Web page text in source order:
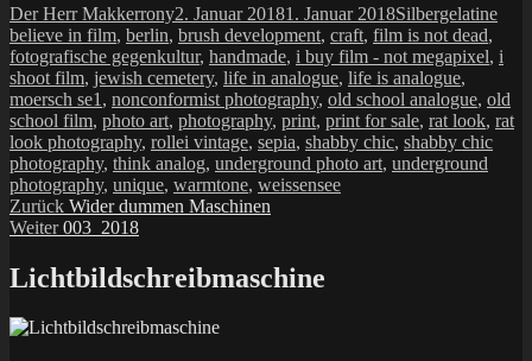
Autor
Der Herr MakkerronyVeröffentlicht
am
2. Januar 20181. Januar 2018Kategorien
Silbergelatine
believe in film, berlin, brush development, craft, film is not dead,
fotografische gegenkultur, handmade, i buy film - not megapixel, i
shoot film, jewish cemetery, life in analogue, life is analogue,
moersch se1 , nonconformist photography, old school analogue, old
school film, photo art, photography, print, print for sale, rat look, rat
look photography, rollei vintage, sepia, shabby chic, shabby chic
photography, think analog, underground photo art, underground
photography, unique, warmtone, weissensee
Beitragsnavigation
Zurück Vorheriger
Beitrag:
Wider dummen Maschinen
Weiter Nächster
003_2018
Lichtbildschreibmaschine